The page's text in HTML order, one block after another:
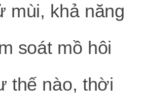
mùi, khả năng
soát mồ hôi
thế nào, thời